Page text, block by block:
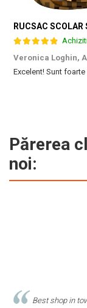
Veronica Loghin,
Excelent! Sunt
Părerea
noi:
Comand